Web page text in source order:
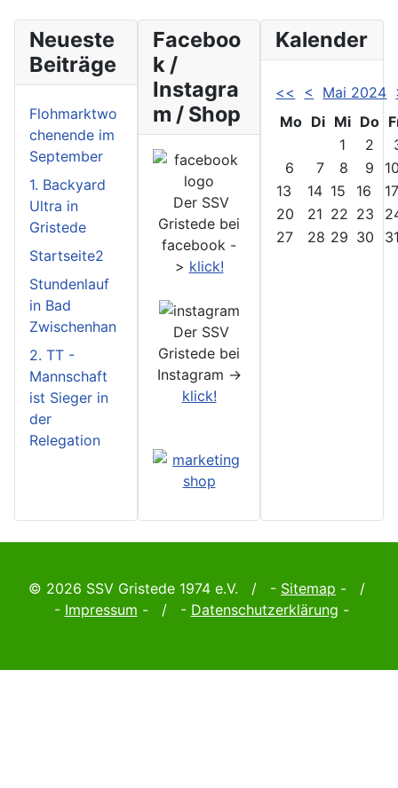
Neueste
Beiträge
Flohmarktwo
chenende im
September
1. Backyard
Ultra in
Gristede
Startseite2
Stundenlauf
in Bad
Zwischenhan
2. TT -
Mannschaft
ist Sieger in
der
Relegation
Faceboo
k /
Instagra
m / Shop
Der SSV
Gristede bei
facebook -
> klick!
Der SSV
Gristede bei
Instagram ->
klick!
Kalender
<< < Mai 2024
Mo Di Mi Do
1
2
6
7 8 9
13
14 15 16
20
21 22 23
27
28 29 30
© 2026 SSV Gristede 1974 e.V. / - Sitemap - /
- Impressum - / - Datenschutzerklärung -